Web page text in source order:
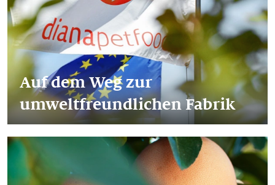
Auf dem Weg zur
umweltfreundlichen Fabrik